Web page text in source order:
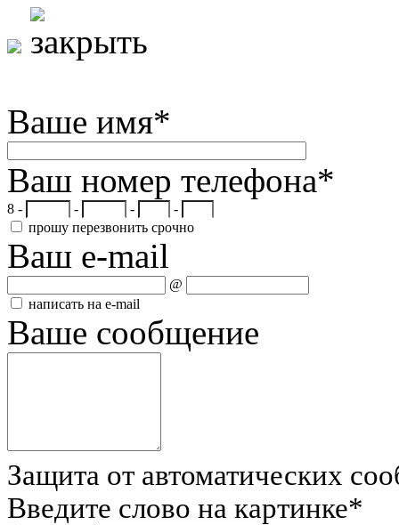
Ваше имя*
Ваш номер телефона*
8 - - -
-
прошу перезвонить срочно
Ваш e-mail
@
написать на e-mail
Ваше сообщение
Защита от автоматических
Введите слово на картинке*